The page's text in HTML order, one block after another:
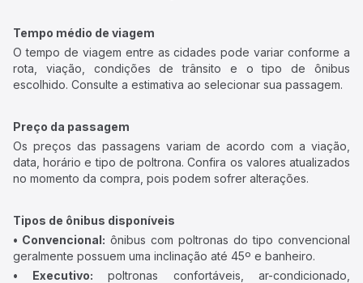
Tempo médio de viagem
O tempo de viagem entre as cidades pode variar conforme a
rota, viação, condições de trânsito e o tipo de ônibus
escolhido. Consulte a estimativa ao selecionar sua passagem.
Preço da passagem
Os preços das passagens variam de acordo com a viação,
data, horário e tipo de poltrona. Confira os valores atualizados
no momento da compra, pois podem sofrer alterações.
Tipos de ônibus disponíveis
• Convencional: ônibus com poltronas do tipo convencional
geralmente possuem uma inclinação até 45º e banheiro.
• Executivo: poltronas confortáveis, ar-condicionado,